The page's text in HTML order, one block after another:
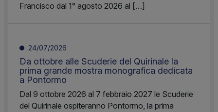
Francisco dal 1° agosto 2026 al […]
24/07/2026
Da ottobre alle Scuderie del Quirinale la
prima grande mostra monografica dedicata
a Pontormo
Dal 9 ottobre 2026 al 7 febbraio 2027 le Scuderie
del Quirinale ospiteranno Pontormo, la prima